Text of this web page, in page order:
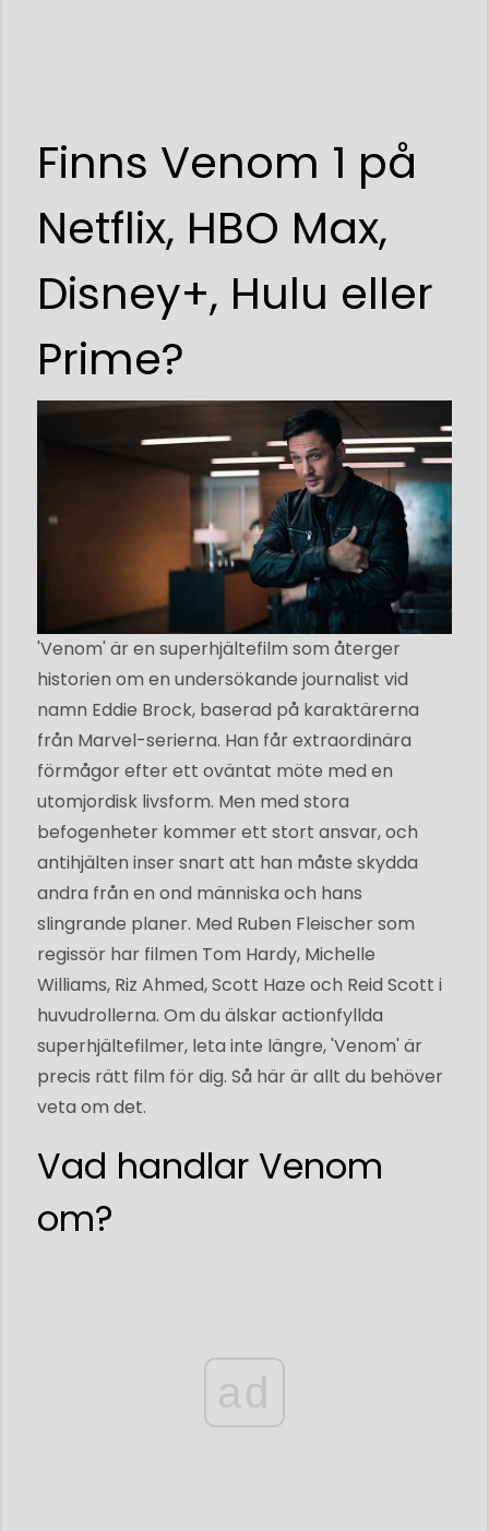
Finns Venom 1 på
Netflix, HBO Max,
Disney+, Hulu eller
Prime?
'Venom' är en superhjältefilm som återger
historien om en undersökande journalist vid
namn Eddie Brock, baserad på karaktärerna
från Marvel-serierna. Han får extraordinära
förmågor efter ett oväntat möte med en
utomjordisk livsform. Men med stora
befogenheter kommer ett stort ansvar, och
antihjälten inser snart att han måste skydda
andra från en ond människa och hans
slingrande planer. Med Ruben Fleischer som
regissör har filmen Tom Hardy, Michelle
Williams, Riz Ahmed, Scott Haze och Reid Scott i
huvudrollerna. Om du älskar actionfyllda
superhjältefilmer, leta inte längre, 'Venom' är
precis rätt film för dig. Så här är allt du behöver
veta om det.
Vad handlar Venom
om?
ad